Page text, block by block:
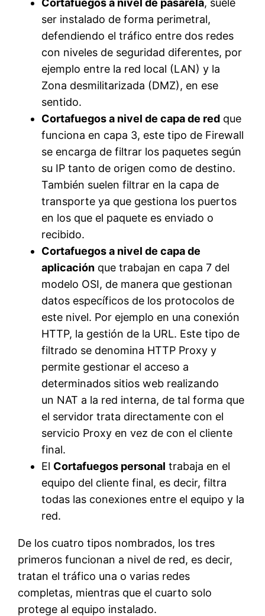
Cortafuegos a nivel de pasarela, suele
ser instalado de forma perimetral,
defendiendo el tráfico entre dos redes
con niveles de seguridad diferentes, por
ejemplo entre la red local (LAN) y la
Zona desmilitarizada (DMZ), en ese
sentido.
Cortafuegos a nivel de capa de red que
funciona en capa 3, este tipo de Firewall
se encarga de filtrar los paquetes según
su IP tanto de origen como de destino.
También suelen filtrar en la capa de
transporte ya que gestiona los puertos
en los que el paquete es enviado o
recibido.
Cortafuegos a nivel de capa de
aplicación que trabajan en capa 7 del
modelo OSI, de manera que gestionan
datos específicos de los protocolos de
este nivel. Por ejemplo en una conexión
HTTP, la gestión de la URL. Este tipo de
filtrado se denomina HTTP Proxy y
permite gestionar el acceso a
determinados sitios web realizando
un NAT a la red interna, de tal forma que
el servidor trata directamente con el
servicio Proxy en vez de con el cliente
final.
El Cortafuegos personal trabaja en el
equipo del cliente final, es decir, filtra
todas las conexiones entre el equipo y la
red.
De los cuatro tipos nombrados, los tres
primeros funcionan a nivel de red, es decir,
tratan el tráfico una o varias redes
completas, mientras que el cuarto solo
protege al equipo instalado.